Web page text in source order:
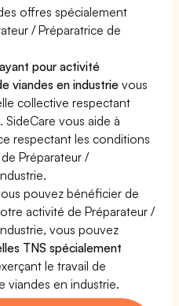
offres spécialement
/ Préparatrice de
pour activité
viandes en industrie vous
collective respectant
vous aide à
respectant les conditions
Préparateur /
pouvez bénéficier de
activité de Préparateur /
vous pouvez
TNS spécialement
le travail de
viandes en industrie.